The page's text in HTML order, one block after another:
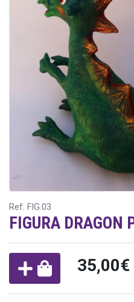
Ref: FIG.03
FIGURA DRAGON
35,00€